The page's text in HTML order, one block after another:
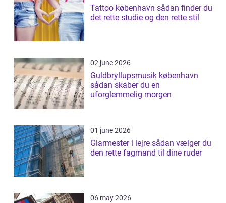
Tattoo københavn sådan finder du
det rette studie og den rette stil
02 june 2026
Guldbryllupsmusik københavn
sådan skaber du en
uforglemmelig morgen
01 june 2026
Glarmester i lejre sådan vælger du
den rette fagmand til dine ruder
06 may 2026